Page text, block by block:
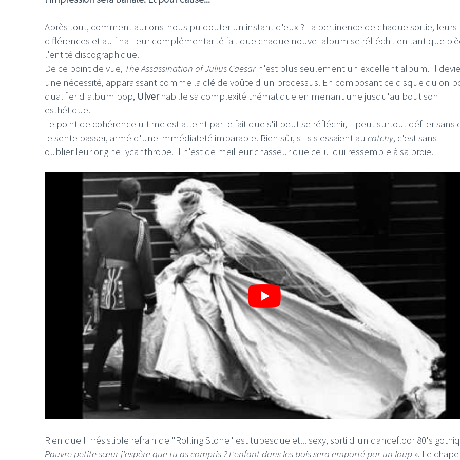
Après tout, comment aurions-nous pu douter un instant d'eux ? La pertinence de chaque sortie, leurs
différences et au final leur complémentarité fait que chaque nouvel album se réfléchit en tant que
l'entité discographique.
De ce point de vue, The Assassination of Julius Caesar n'est plus seulement un excellent album. Il
une nécessité, apparaissant comme la clé de voûte d'un processus. En composant ce disque qu'on
qualifier d'album pop, Ulverhabille sa complexité thématique en menant une jusqu'au bout son
esthétique.
Le point de cohérence ultime est atteint par le fait que s'il peut se réfléchir, il peut surtout défiler sans
le sente passer, armé d'une immédiateté imparable. Bien sûr, s'ils s'essaient au catchy, c'est sans
oublier leur origine lycanthrope. Il n'est de meilleur chasseur que celui qui ressemble à sa proie.
Rien que l'irrésistible refrain de "Rolling Stone" est tubesque et... sexy, sorti d'un dancefloor 80's
Pauvre petite sœur j'espère que tu as compris ? L'enfant dans les bois sera emporté par un loup ». Le